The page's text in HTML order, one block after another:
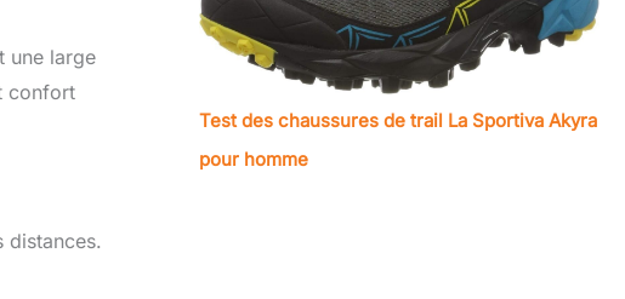
une large
confort
distances.
Test des chaussures de trail La Sportiva Akyra
pour homme